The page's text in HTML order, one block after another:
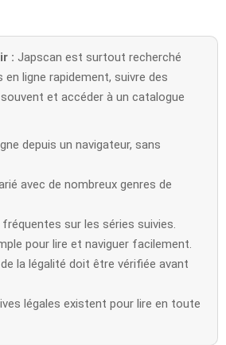
: Japscan est surtout recherché
en ligne rapidement, suivre des
et accéder à un catalogue
depuis un navigateur, sans
avec de nombreux genres de
sur les séries suivies.
pour lire et naviguer facilement.
la légalité doit être vérifiée avant
légales existent pour lire en toute